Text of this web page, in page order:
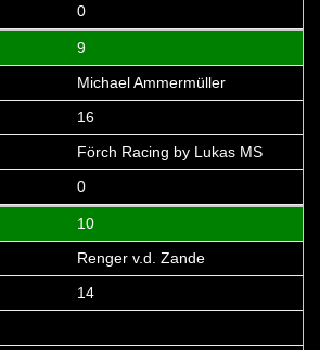
0
9
Michael Ammermüller
16
Förch Racing by Lukas MS
0
10
Renger v.d. Zande
14